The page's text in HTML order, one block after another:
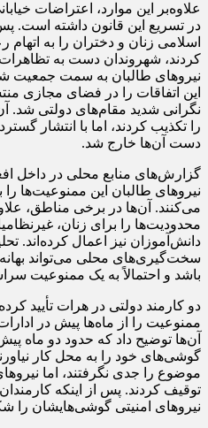
علاوه‌بر ‌این موارد، اعتراضات
در تسریع این قانون داشته است.
اسلامی زنان و دختران را به
کردند، شهروندان دست به
نیروهای طالبان به سمت جمعیت
این اتفاقات را در فضای مجازی
نگرانی شدید مقام‌های دولتی شد.
را تکذیب کردند، اما با انتشار
دست آن‌ها خارج شد.
گزارش‌های منابع محلی در داخل
نیروهای طالبان این ممنوعیت‌ها
می‌کنند. آن‌ها در برخی مناطق،
محدودیت‌ها را برای زنان،
دانش‌آموزان نیز اعمال کرده‌اند.
سخت‌گیری‌های محلی می‌تواند
باشد و احتمالاً به یک ممنوعیت
دو کارمند دولتی در هرات تأیید
ممنوعیت را از ماه‌ها پیش در
آن‌ها توضیح داد که حدود دو ماه
گوشی‌های خود را به محل کار
موضوع را جدی نگرفتند، اما
توقیف کردند. پس از اینکه
نیروهای امنیتی گوشی‌هایشان را